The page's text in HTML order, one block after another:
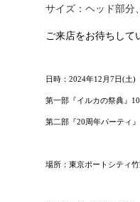
サイズ：ヘッド部分
ご来店をお待ちして
日時：2024年12月7日(土)
第一部『イルカの祭典』
第二部『20周年パーティ
場所：東京ポートシティ